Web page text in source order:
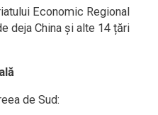
Economic Regional
deja China și alte 14 țări
de Sud: